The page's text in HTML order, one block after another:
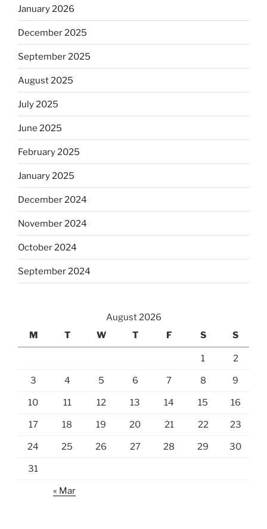
January 2026
December 2025
September 2025
August 2025
July 2025
June 2025
February 2025
January 2025
December 2024
November 2024
October 2024
September 2024
August 2026
M
T W T F S S
1 2
3 4 5 6 7 8 9
10 11 12 13 14 15 16
17 18 19 20 21 22 23
24 25 26 27 28 29 30
31
« Mar